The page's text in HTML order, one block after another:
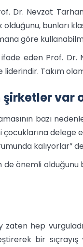
Dr. Nevzat
bunları
göre
eden Prof. Dr.
liderindir. Takım
şirketler var
bazı
delege
kalıyorlar”
önemli
hep
bir